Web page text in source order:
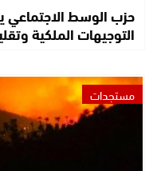
حزب الوسط الاجتماعي
التوجيهات الملكية
مستجدات